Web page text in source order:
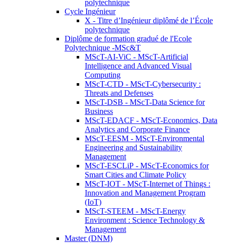
polytechnique
Cycle Ingénieur
X - Titre d’Ingénieur diplômé de l’École
polytechnique
Diplôme de formation gradué de l'Ecole
Polytechnique -MSc&T
MScT-AI-ViC - MScT-Artificial
Intelligence and Advanced Visual
Computing
MScT-CTD - MScT-Cybersecurity :
Threats and Defenses
MScT-DSB - MScT-Data Science for
Business
MScT-EDACF - MScT-Economics, Data
Analytics and Corporate Finance
MScT-EESM - MScT-Environmental
Engineering and Sustainability
Management
MScT-ESCLiP - MScT-Economics for
Smart Cities and Climate Policy
MScT-IOT - MScT-Internet of Things :
Innovation and Management Program
(IoT)
MScT-STEEM - MScT-Energy
Environment : Science Technology &
Management
Master (DNM)